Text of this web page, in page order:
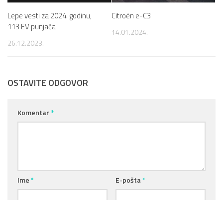
Lepe vesti za 2024. godinu,
113 EV punjača
26.12.2023.
Citroën e-C3
14.01.2024.
OSTAVITE ODGOVOR
Komentar*
Ime* E-pošta*